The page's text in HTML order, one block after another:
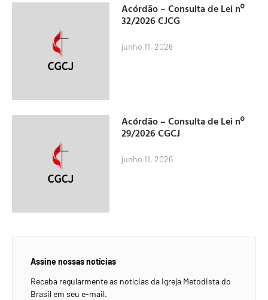
Acórdão – Consulta de Lei nº
32/2026 CJCG
junho 11, 2026
Acórdão – Consulta de Lei nº
29/2026 CGCJ
junho 11, 2026
Assine nossas notícias
Receba regularmente as notícias da Igreja Metodista do
Brasil em seu e-mail.